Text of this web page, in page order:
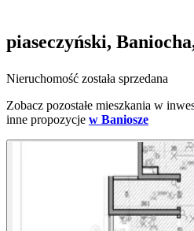
piaseczyński,
Nieruchomość została sprzedana
Zobacz pozostałe mieszkania w
inne propozycje w Baniosze